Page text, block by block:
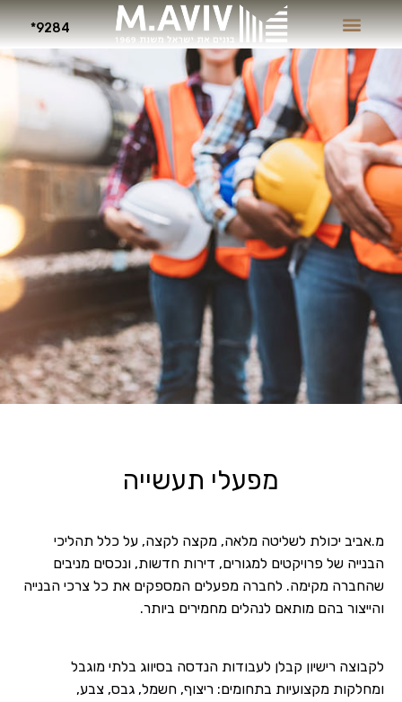
9284*
מפעלי תעשייה
מ.אביב יכולת לשליטה מלאה, מקצה לקצה, על כלל תהליכי
הבנייה של פרויקטים למגורים, דירות חדשות, ונכסים מניבים
שהחברה מקימה. לחברה מפעלים המספקים את כל צרכי הבנייה
והייצור בהם מותאם לנהלים מחמירים ביותר.
לקבוצה רישיון קבלן לעבודות הנדסה בסיווג בלתי מוגבל
ומחלקות מקצועיות בתחומים: ריצוף, חשמל, גבס, צבע,